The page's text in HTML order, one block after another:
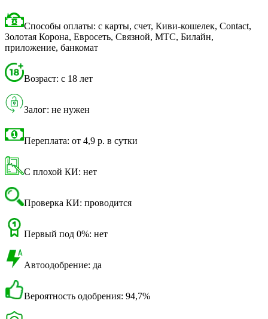
Способы оплаты: с карты, счет, Киви-кошелек, Contact,
Золотая Корона, Евросеть, Связной, МТС, Билайн,
приложение, банкомат
Возраст: с 18 лет
Залог: не нужен
Переплата: от 4,9 р. в сутки
С плохой КИ: нет
Проверка КИ: проводится
Первый под 0%: нет
Автоодобрение: да
Вероятность одобрения: 94,7%